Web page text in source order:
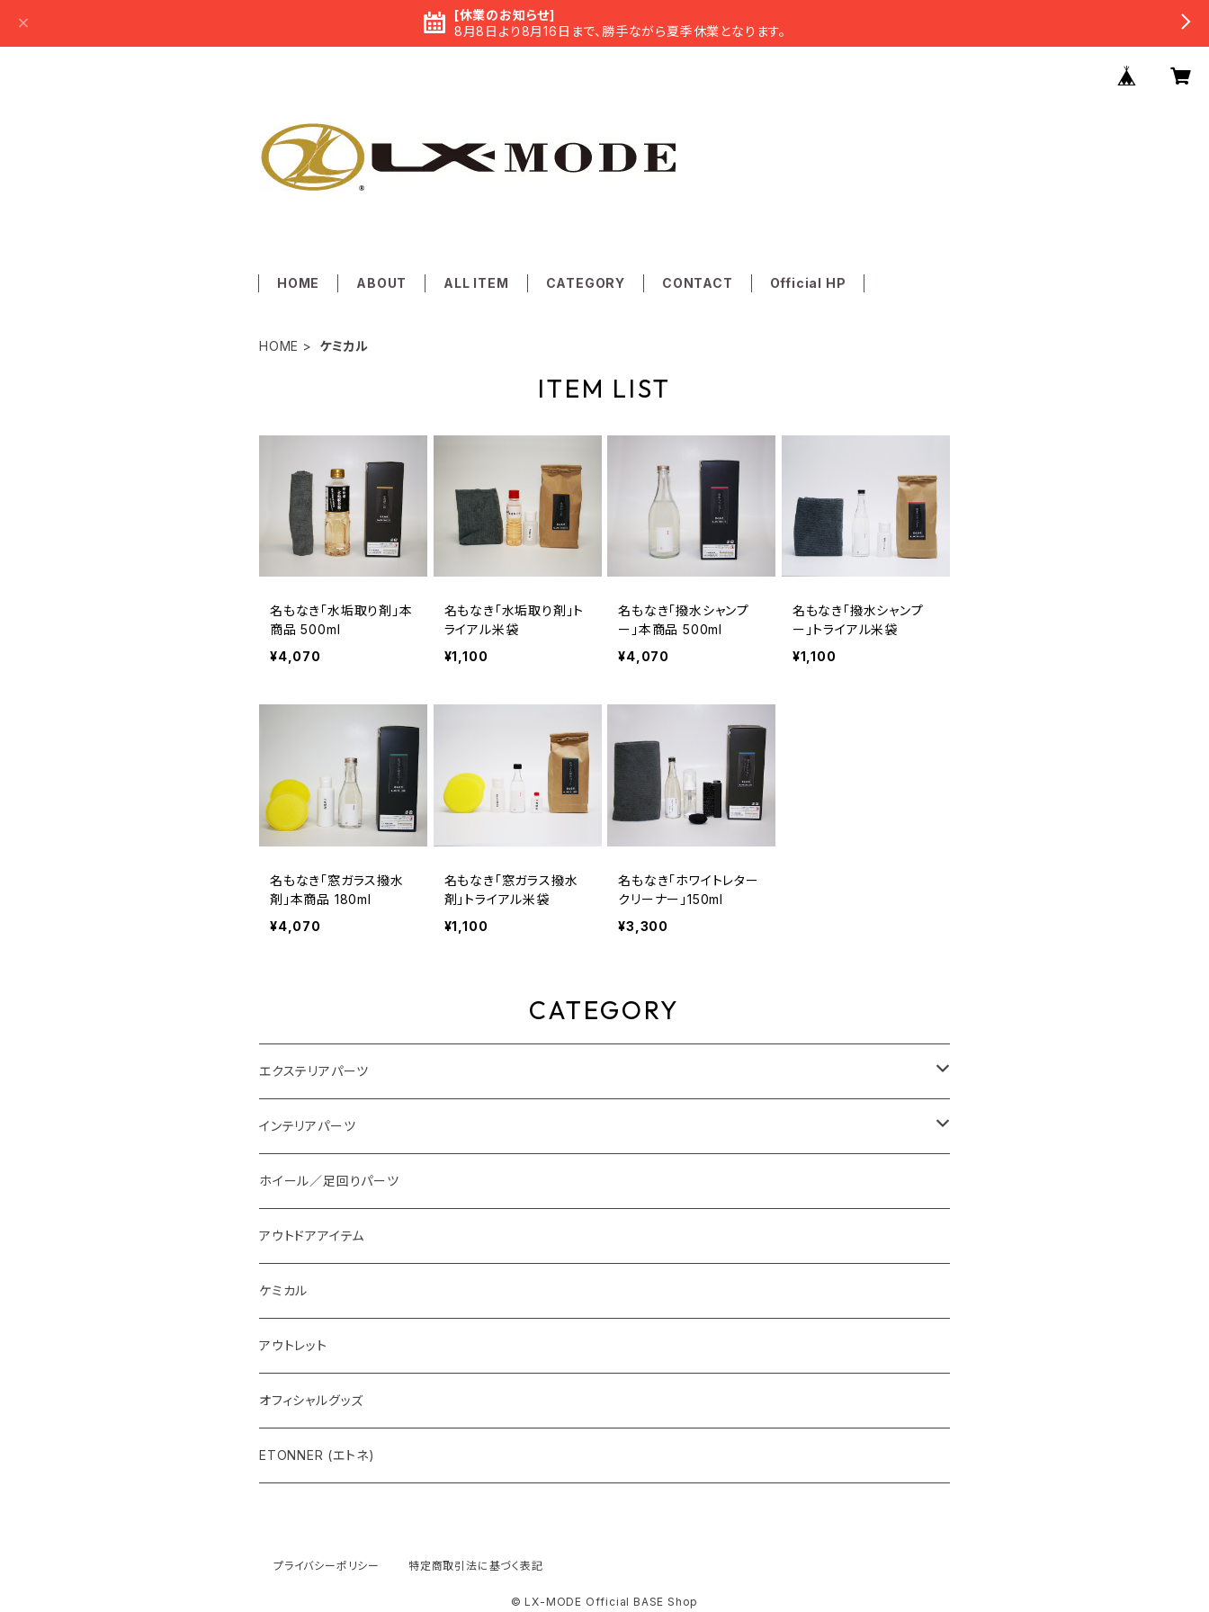
[休業のお知らせ]
8月8日より8月16日まで、勝手ながら夏季休業となります。
HOME ABOUT ALL ITEM CATEGORY CONTACT Official HP
HOME ケミカル
ITEM LIST
名もなき「水垢取り剤」本
商品 500ml
¥4,070
名もなき「水垢取り剤」ト
ライアル米袋
¥1,100
名もなき「撥水シャンプ
ー」本商品 500ml
¥4,070
名もなき「撥水シャンプ
ー」トライアル米袋
¥1,100
名もなき「窓ガラス撥水
剤」本商品 180ml
¥4,070
名もなき「窓ガラス撥水
剤」トライアル米袋
¥1,100
名もなき「ホワイトレター
クリーナー」150ml
¥3,300
CATEGORY
エクステリアパーツ
スタイリングパーツ
外装系LED
インテリアパーツ
装飾アイテム
インテリア系LED
ホイール／足回りパーツ
アウトドアアイテム
ケミカル
アウトレット
オフィシャルグッズ
ETONNER (エトネ)
プライバシーポリシー 特定商取引法に基づく表記
© LX-MODE Official BASE Shop